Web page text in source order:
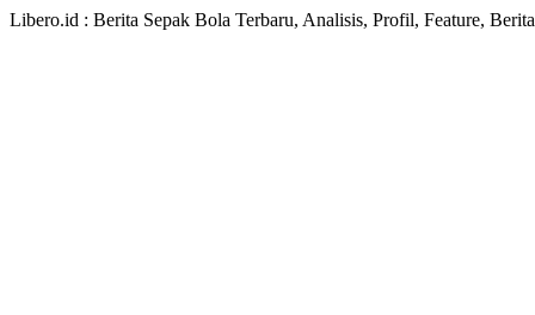
Libero.id : Berita Sepak Bola Terbaru, Analisis, Profil, Feature,